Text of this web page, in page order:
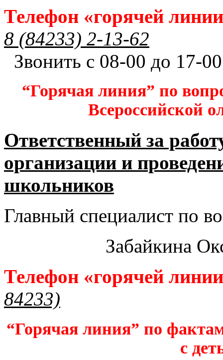
Телефон «горячей
8 (84233) 2-13-62
Звонить с 08-00 до 17-
“Горячая линия” по
Всероссийской
Ответственный за
организации и
школьников​
Главный специалист по
Забайкина
Телефон «горячей
84233)
“Горячая линия” по
с